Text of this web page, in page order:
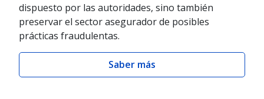
dispuesto por las autoridades, sino también
preservar el sector asegurador de posibles
prácticas fraudulentas.
Saber más